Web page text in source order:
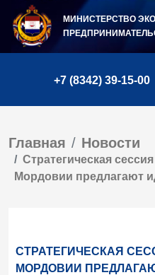
МИНИСТЕРСТВО
+7 (8342) 39-15-00
Главная Новости
Стратегическая
Мордовии предлагают
СТРАТЕГИЧЕСКАЯ
МОРДОВИИ